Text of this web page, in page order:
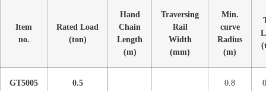
Item
no.
Rated Load
(ton)
Hand
Chain
Length
(m)
Traversing
Rail
Width
(mm)
Min.
curve
Radius
(m)
GT5005 0.5 0.8